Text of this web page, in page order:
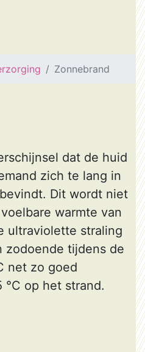
Zonnebrand
dat de huid
zich te lang in
Dit wordt niet
warmte van
ultraviolette straling
zodoende tijdens de
net zo goed
op het strand.